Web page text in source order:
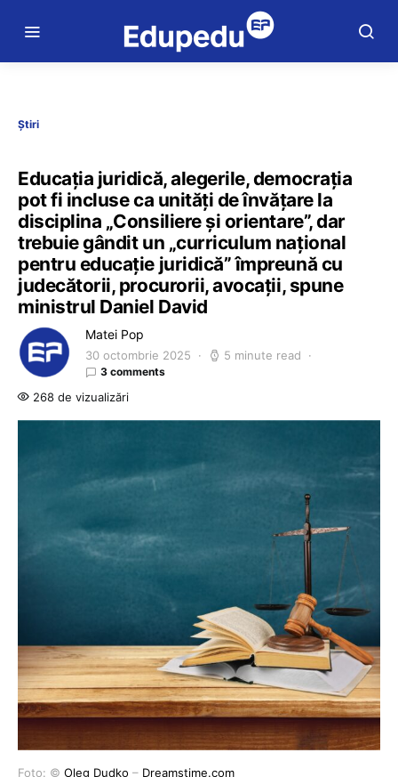
Știri
Educația juridică, alegerile, democrația
pot fi incluse ca unități de învățare la
disciplina „Consiliere și orientare”, dar
trebuie gândit un „curriculum național
pentru educație juridică” împreună cu
judecătorii, procurorii, avocații, spune
ministrul Daniel David
Matei Pop
30 octombrie 2025 5 minute read
3 comments
268 de vizualizări
Foto: © Oleg Dudko – Dreamstime.com